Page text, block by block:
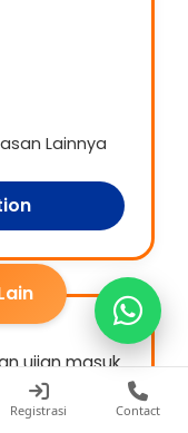
Registrasi Contact
Lainnya
ujian masuk
dan